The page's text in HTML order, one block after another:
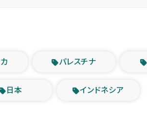
パレスチナ
日本 インドネシア